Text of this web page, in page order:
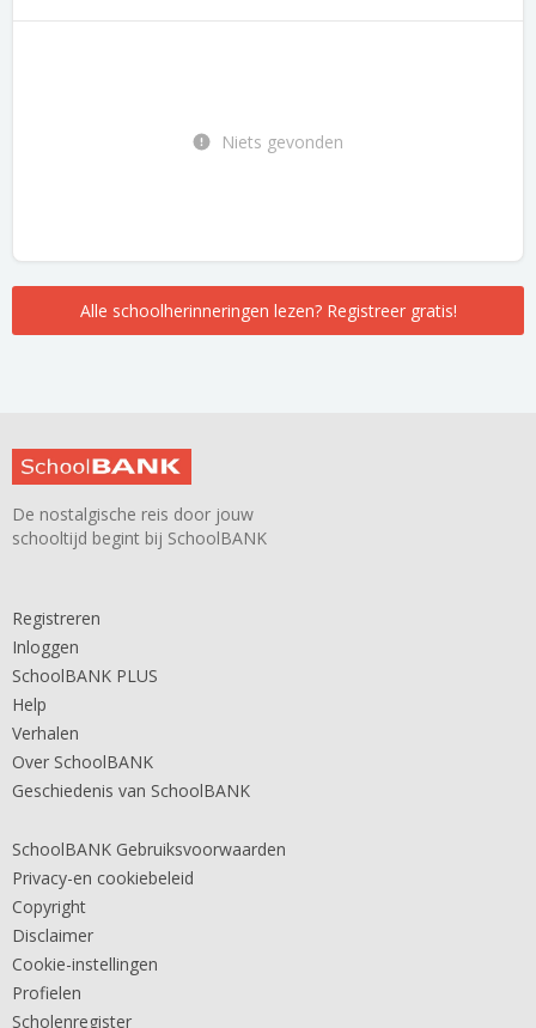
Niets gevonden
Alle schoolherinneringen lezen? Registreer gratis!
De nostalgische reis door jouw
schooltijd begint bij SchoolBANK
Registreren
Inloggen
SchoolBANK PLUS
Help
Verhalen
Over SchoolBANK
Geschiedenis van SchoolBANK
SchoolBANK Gebruiksvoorwaarden
Privacy-en cookiebeleid
Copyright
Disclaimer
Cookie-instellingen
Profielen
Scholenregister